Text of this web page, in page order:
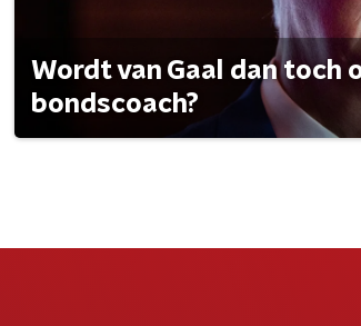
Wordt van Gaal dan toch
bondscoach?